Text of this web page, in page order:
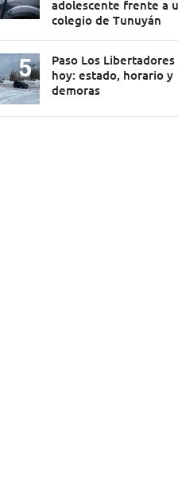
adolescente frente a
colegio de Tunuyán
Paso Los Libertadores
hoy: estado, horario y
demoras